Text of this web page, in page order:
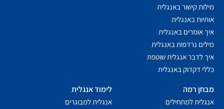
לימוד אנגלית
אנגלית למבוגרים
מבחן רמה
אנגלית למתחילים
מילות קישור באנגלית
אותיות באנגלית
איך אומרים באנגלית
מילים נרדפות באנגלית
איך לדבר אנגלית שוטפת
כללי דקדוק באנגלית